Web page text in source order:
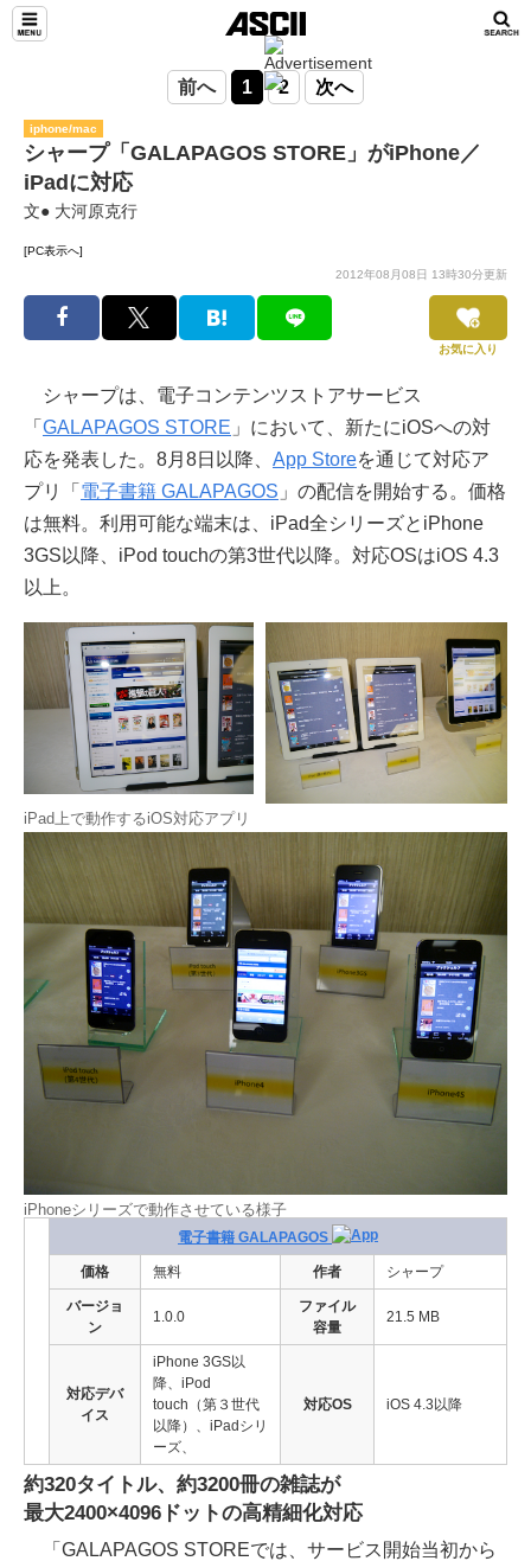
前へ 1 2 次へ
iphone/mac
シャープ「GALAPAGOS STORE」がiPhone／
iPadに対応
文● 大河原克行
[PC表示へ]
2012年08月08日 13時30分更新
お気に入り
シャープは、電子コンテンツストアサービス
「 GALAPAGOS STORE 」において、新たにiOSへの対
応を発表した。8月8日以降、 App Storeを通じて対応ア
プリ「 電子書籍 GALAPAGOS 」の配信を開始する。価格
は無料。利用可能な端末は、iPad全シリーズとiPhone
3GS以降、iPod touchの第3世代以降。対応OSはiOS 4.3
以上。
iPad上で動作するiOS対応アプリ
iPhoneシリーズで動作させている様子
電子書籍 GALAPAGOS
価格 無料 作者 シャープ
バージョ
ン
1.0.0
ファイル
容量
21.5 MB
対応デバ
イス
iPhone 3GS以
降、iPod
touch（第３世代
以降）、iPadシリ
ーズ、
対応OS iOS 4.3以降
約320タイトル、約3200冊の雑誌が
最大2400×4096ドットの高精細化対応
「GALAPAGOS STOREでは、サービス開始当初から